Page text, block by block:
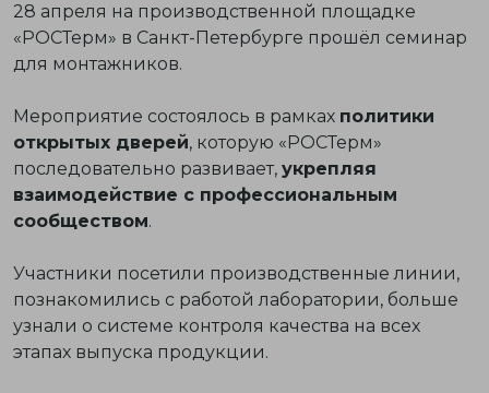
28 апреля на производственной площадке
«РОСТерм» в Санкт-Петербурге прошёл семинар
для монтажников.
Мероприятие состоялось в рамках политики
открытых дверей, которую «РОСТерм»
последовательно развивает, укрепляя
взаимодействие с профессиональным
сообществом.
Участники посетили производственные линии,
познакомились с работой лаборатории, больше
узнали о системе контроля качества на всех
этапах выпуска продукции.